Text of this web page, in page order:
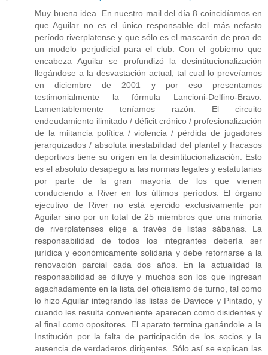
Muy buena idea. En nuestro mail del día 8 coincidíamos en
que Aguilar no es el único responsable del más nefasto
período riverplatense y que sólo es el mascarón de proa de
un modelo perjudicial para el club. Con el gobierno que
encabeza Aguilar se profundizó la desintitucionalización
llegándose a la desvastación actual, tal cual lo preveíamos
en diciembre de 2001 y por eso presentamos
testimonialmente la fórmula Lancioni-Delfino-Bravo.
Lamentablemente teníamos razón. El circuito
endeudamiento ilimitado / déficit crónico / profesionalización
de la miitancia política / violencia / pérdida de jugadores
jerarquizados / absoluta inestabilidad del plantel y fracasos
deportivos tiene su origen en la desintitucionalización. Esto
es el absoluto desapego a las normas legales y estatutarias
por parte de la gran mayoría de los que vienen
conduciendo a River en los últimos períodos. El órgano
ejecutivo de River no está ejercido exclusivamente por
Aguilar sino por un total de 25 miembros que una minoría
de riverplatenses elige a través de listas sábanas. La
responsabilidad de todos los integrantes debería ser
jurídica y económicamente solidaria y debe retornarse a la
renovación parcial cada dos años. En la actualidad la
responsabilidad se diluye y muchos son los que ingresan
agachadamente en la lista del oficialismo de turno, tal como
lo hizo Aguilar integrando las listas de Davicce y Pintado, y
cuando les resulta conveniente aparecen como disidentes y
al final como opositores. El aparato termina ganándole a la
Institución por la falta de participación de los socios y la
ausencia de verdaderos dirigentes. Sólo así se explican las